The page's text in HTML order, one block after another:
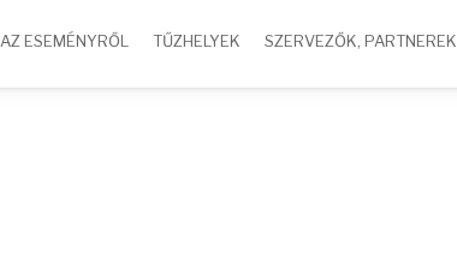
AZ ESEMÉNYRŐL TŰZHELYEK SZERVEZŐK, PARTNEREK